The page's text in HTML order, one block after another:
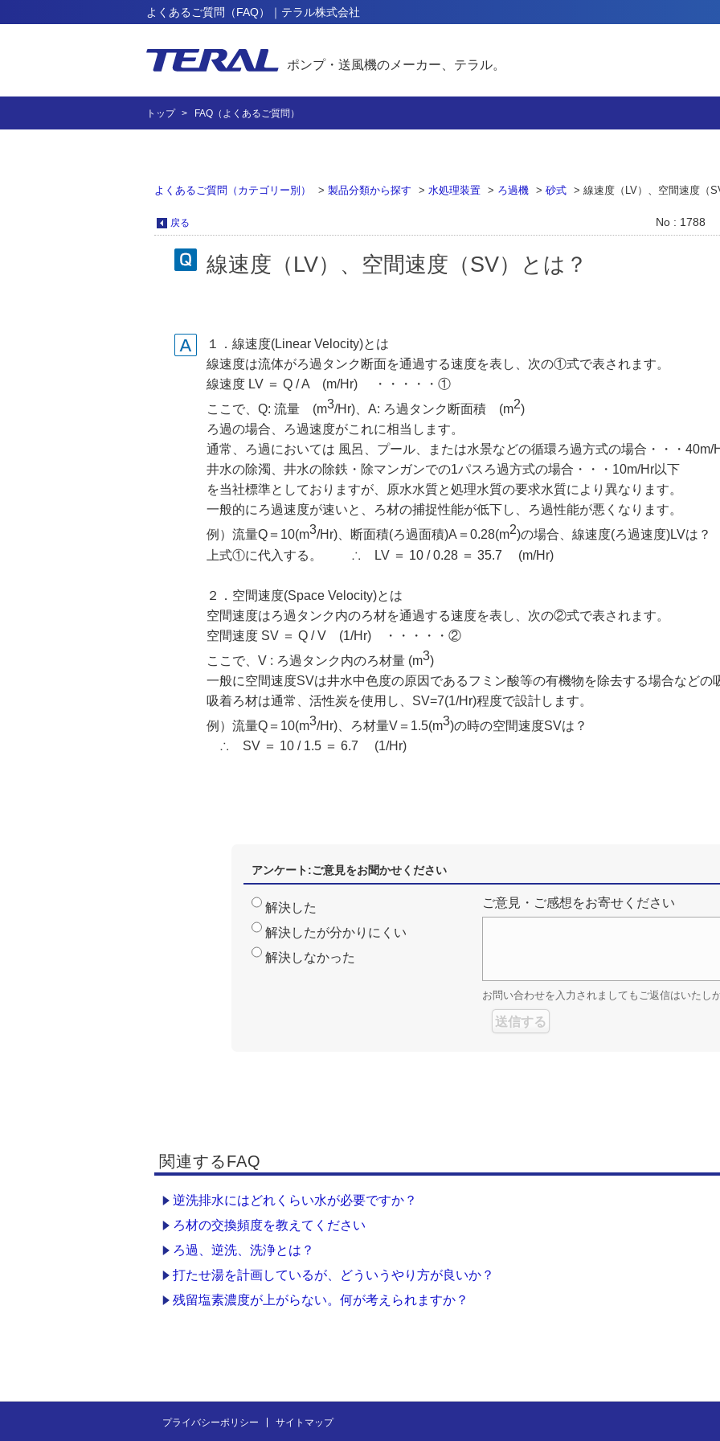
よくあるご質問（FAQ）｜テラル株式会社
ポンプ・送風機のメーカー、テラル。
トップ FAQ（よくあるご質問）
よくあるご質問（カテゴリー別） > 製品分類から探す > 水処理装置 > ろ過機 > 砂式 > 線速度（LV）、空間速度（
戻る No : 1788
線速度（LV）、空間速度（SV）とは？
１．線速度(Linear Velocity)とは
線速度は流体がろ過タンク断面を通過する速度を表し、次の①式で表されます。
線速度 LV ＝ Q / A (m/Hr) ・・・・・①
ここで、Q: 流量 (m3/Hr)、A: ろ過タンク断面積 (m2)
ろ過の場合、ろ過速度がこれに相当します。
通常、ろ過においては 風呂、プール、または水景などの循環ろ過方式の場合・・・40m/
井水の除濁、井水の除鉄・除マンガンでの1パスろ過方式の場合・・・10m/Hr以下
を当社標準としておりますが、原水水質と処理水質の要求水質により異なります。
一般的にろ過速度が速いと、ろ材の捕捉性能が低下し、ろ過性能が悪くなります。
例）流量Q＝10(m3/Hr)、断面積(ろ過面積)A＝0.28(m2)の場合、線速度(ろ過速度)LVは？
上式①に代入する。 ∴ LV ＝ 10 / 0.28 ＝ 35.7 (m/Hr)
２．空間速度(Space Velocity)とは
空間速度はろ過タンク内のろ材を通過する速度を表し、次の②式で表されます。
空間速度 SV ＝ Q / V (1/Hr) ・・・・・②
ここで、V : ろ過タンク内のろ材量 (m3)
一般に空間速度SVは井水中色度の原因であるフミン酸等の有機物を除去する場合などの
吸着ろ材は通常、活性炭を使用し、SV=7(1/Hr)程度で設計します。
例）流量Q＝10(m3/Hr)、ろ材量V＝1.5(m3)の時の空間速度SVは？
∴ SV ＝ 10 / 1.5 ＝ 6.7 (1/Hr)
アンケート:ご意見をお聞かせください
解決した
解決したが分かりにくい
解決しなかった
ご意見・ご感想をお寄せください
お問い合わせを入力されましてもご返信はいたし
関連するFAQ
逆洗排水にはどれくらい水が必要ですか？
ろ材の交換頻度を教えてください
ろ過、逆洗、洗浄とは？
打たせ湯を計画しているが、どういうやり方が良いか？
残留塩素濃度が上がらない。何が考えられますか？
プライバシーポリシー サイトマップ